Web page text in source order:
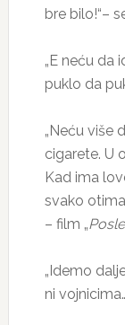
bre bilo!“–
„E neću da
puklo da
„Neću više
cigarete. U
Kad ima
svako
– film „
„Idemo
ni